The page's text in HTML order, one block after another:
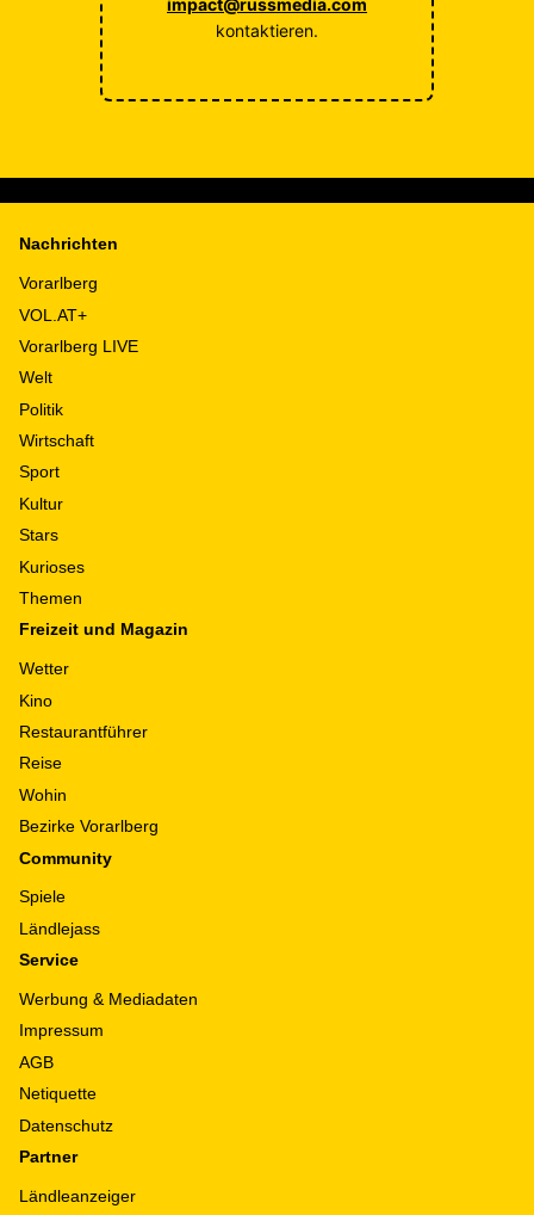
impact@russmedia.com
kontaktieren.
Nachrichten
Vorarlberg
VOL.AT+
Vorarlberg LIVE
Welt
Politik
Wirtschaft
Sport
Kultur
Stars
Kurioses
Themen
Freizeit und Magazin
Wetter
Kino
Restaurantführer
Reise
Wohin
Bezirke Vorarlberg
Community
Spiele
Ländlejass
Service
Werbung & Mediadaten
Impressum
AGB
Netiquette
Datenschutz
Partner
Ländleanzeiger